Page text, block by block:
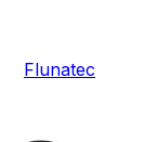
Flunatec